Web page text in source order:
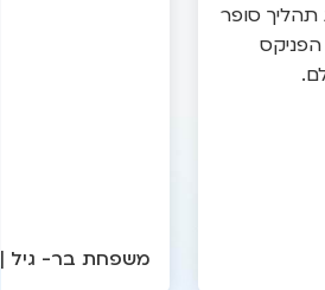
סופר
משפחת בר- גיל |